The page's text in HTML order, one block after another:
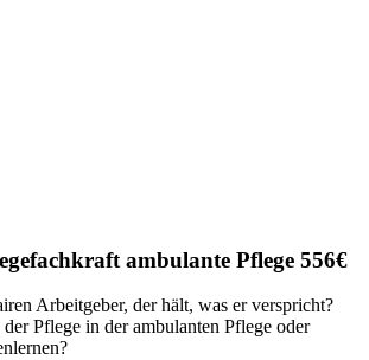
ambulante Pflege 556€
Arbeitgeber, der hält, was er verspricht?
der Pflege in der ambulanten Pflege oder